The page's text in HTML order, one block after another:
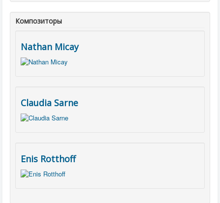
Композиторы
Nathan Micay
Claudia Sarne
Enis Rotthoff